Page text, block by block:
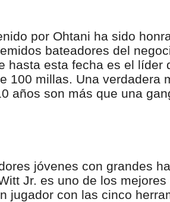
por Ohtani ha sido
bateadores del
hasta esta fecha es el líder
100 millas. Una verdadera
años son más que una
jóvenes con grandes
Jr. es uno de los mejores
jugador con las cinco